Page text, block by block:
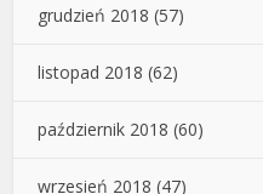
grudzień 2018 (57)
listopad 2018 (62)
październik 2018 (60)
wrzesień 2018 (47)